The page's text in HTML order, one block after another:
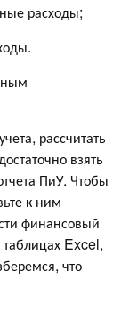
расходы;
рассчитать
взять
ПиУ. Чтобы
к ним
финансовый
Excel,
что